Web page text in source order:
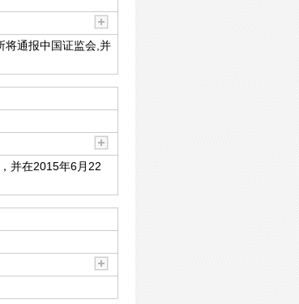
将通报中国证监会,并
并在2015年6月22